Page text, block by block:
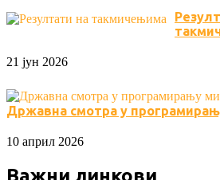
21 јун 2026
Државна смотра у
10 април 2026
Важни линкови